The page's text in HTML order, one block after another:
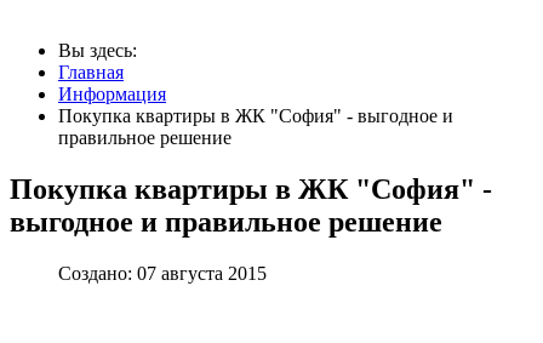
Вы здесь:
Главная
Информация
Покупка квартиры в ЖК "София" - выгодное и
правильное решение
Покупка квартиры в ЖК "София" -
выгодное и правильное решение
Создано: 07 августа 2015